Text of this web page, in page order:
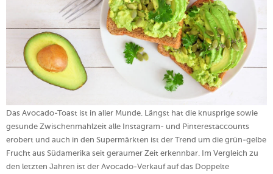
Das Avocado-Toast ist in aller Munde. Längst hat die knusprige sowie
gesunde Zwischenmahlzeit alle Instagram- und Pinterestaccounts
erobert und auch in den Supermärkten ist der Trend um die grün-gelbe
Frucht aus Südamerika seit geraumer Zeit erkennbar. Im Vergleich zu
den letzten Jahren ist der Avocado-Verkauf auf das Doppelte